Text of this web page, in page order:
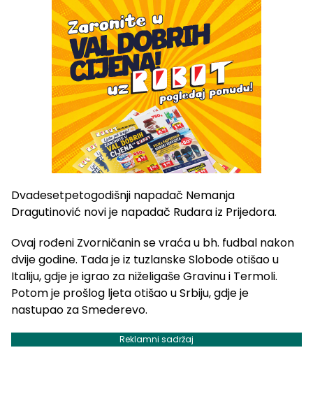
Dvadesetpetogodišnji napadač Nemanja
Dragutinović novi je napadač Rudara iz Prijedora.
Ovaj rođeni Zvorničanin se vraća u bh. fudbal nakon
dvije godine. Tada je iz tuzlanske Slobode otišao u
Italiju, gdje je igrao za niželigaše Gravinu i Termoli.
Potom je prošlog ljeta otišao u Srbiju, gdje je
nastupao za Smederevo.
Reklamni sadržaj